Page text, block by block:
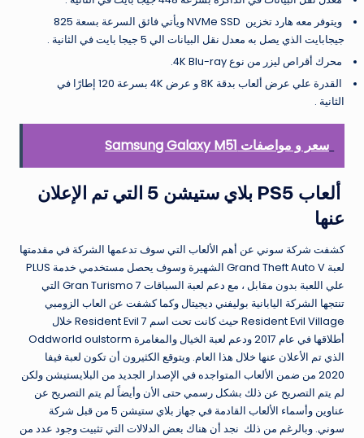
ويتوفر معه هارد تخزين NVMe SSD ويأتي فائق السرعة بسعة 825
جيجابايت الذي يصل به معدل نقل البيانات الي 5 جيجا بايت في الثانية .
محرك أقراص ليزر من نوع 4K Blu-ray.
القدرة علي عرض ألعاب بدقة 8K و عرض 4K بسرعة 120 إطارًا في
الثانية .
سعر و مواصفات Samsung Galaxy M51
ألعاب PS5 بلاي ستيشن 5 التي تم الإعلان
عنها
كشفت شركة سوني عن أهم الألعاب التي سوف تدعمها الشركة في مقدمتها
لعبة Grand Theft Auto V الشهيرة وسوف يحصل مستخدمي خدمة PLUS
علي اللعبة بدون مقابل ، مع دعم لعبة السباقات Gran Turismo 7 التي
تنتجها الشركة اليابانية بوليفني ديجيتال وكما كشفت عن العاب الزومبي
Resident Evil Village حيث كانت تحت اسم Resident Evil 7 خلال
أطلاقها في عام 2017 ودعم لعبة الخيال والمغامرة Oddworld oulstorm
الذي تم الأعلان عنها خلال هذا العام. ويتوقع الكثيرون أن تكون لعبة فيفا
2020 من ضمن الألعاب المتواجده في الإصدار الجديد من البلايستيشن ولكن
لم يتم التصريح عن ذلك بشكل رسمي حتى الأن وأيضاً لم يتم التصريح عن
عناوين وأسماء الألعاب القادمة في جهاز بلاي ستيشن 5 من قبل شركة
سوني. وبالرغم من ذلك نجد أن هناك بعض الدلالات التي تثبيت وجود عدد من